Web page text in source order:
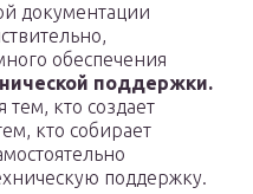
документации
обеспечения
поддержки.
кто создает
кто собирает
поддержку.